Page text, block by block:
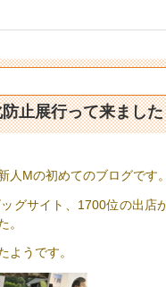
止展行って来まし
人Mの初めてのブログで
グサイト、1700位の出店
。
ようです。